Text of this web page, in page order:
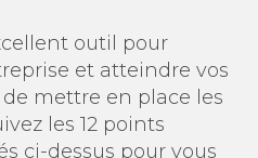
outil pour
et atteindre vos
mettre en place les
les 12 points
ci-dessus pour vous